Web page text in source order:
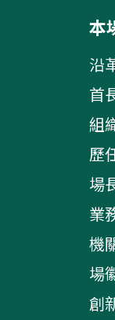
本
沿
首
組
歷
場
業
機
場
創